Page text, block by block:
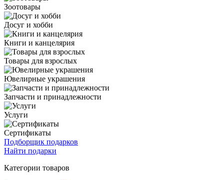
Зоотовары
Досуг и хобби
Книги и канцелярия
Товары для взрослых
Ювелирные украшения
Запчасти и принадлежности
Услуги
Сертификаты
Подборщик подарков
Найти подарки
Категории товаров